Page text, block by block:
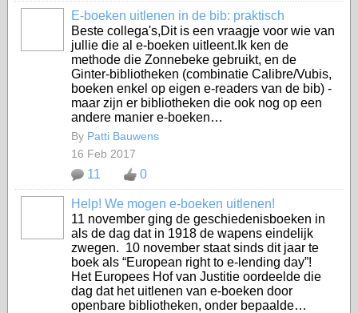
E-boeken uitlenen in de bib: praktisch
Beste collega's,Dit is een vraagje voor wie van
jullie die al e-boeken uitleent.Ik ken de
methode die Zonnebeke gebruikt, en de
Ginter-bibliotheken (combinatie Calibre/Vubis,
boeken enkel op eigen e-readers van de bib) -
maar zijn er bibliotheken die ook nog op een
andere manier e-boeken…
By Patti Bauwens
16 Feb 2017
11 0
Help! We mogen e-boeken uitlenen!
11 november ging de geschiedenisboeken in
als de dag dat in 1918 de wapens eindelijk
zwegen. 10 november staat sinds dit jaar te
boek als “European right to e-lending day”!
Het Europees Hof van Justitie oordeelde die
dag dat het uitlenen van e-boeken door
openbare bibliotheken, onder bepaalde…